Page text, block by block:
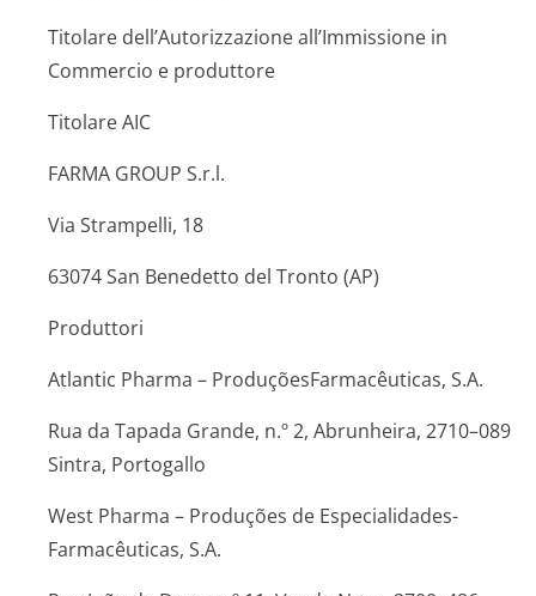
Titolare dell’Autorizzazione all’Immissione in
Commercio e produttore
Titolare AIC
FARMA GROUP S.r.l.
Via Strampelli, 18
63074 San Benedetto del Tronto (AP)
Produttori
Atlantic Pharma – ProduçõesFarmacêu­ticas, S.A.
Rua da Tapada Grande, n.º 2, Abrunheira, 2710–089
Sintra, Portogallo
West Pharma – Produções de Especialidades­
Farmacêuticas, S­.A.